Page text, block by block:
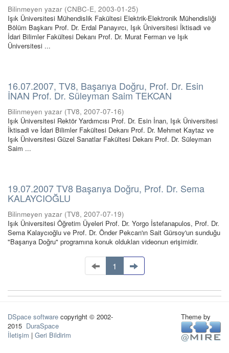
Bilinmeyen yazar (CNBC-E, 2003-01-25)
Işık Üniversitesi Mühendislik Fakültesi Elektrik-Elektronik Mühendisliği
Bölüm Başkanı Prof. Dr. Erdal Panayırcı, Işık Üniversitesi İktisadi ve
İdari Bilimler Fakültesi Dekanı Prof. Dr. Murat Ferman ve Işık
Üniversitesi ...
16.07.2007, TV8, Başarıya Doğru, Prof. Dr. Esin
İNAN Prof. Dr. Süleyman Saim TEKCAN
Bilinmeyen yazar (TV8, 2007-07-16)
Işık Üniversitesi Rektör Yardımcısı Prof. Dr. Esin İnan, Işık Üniversitesi
İktisadi ve İdari Bilimler Fakültesi Dekanı Prof. Dr. Mehmet Kaytaz ve
Işık Üniversitesi Güzel Sanatlar Fakültesi Dekanı Prof. Dr. Süleyman
Saim ...
19.07.2007 TV8 Başarıya Doğru, Prof. Dr. Sema
KALAYCIOĞLU
Bilinmeyen yazar (TV8, 2007-07-19)
Işık Üniversitesi Öğretim Üyeleri Prof. Dr. Yorgo İstefanapulos, Prof. Dr.
Sema Kalaycıoğlu ve Prof. Dr. Önder Pekcan'ın Sait Gürsoy'un sunduğu
"Başarıya Doğru" programına konuk oldukları videonun erişimidir.
1
DSpace software copyright © 2002-
2015 DuraSpace
İletişim | Geri Bildirim
Theme by